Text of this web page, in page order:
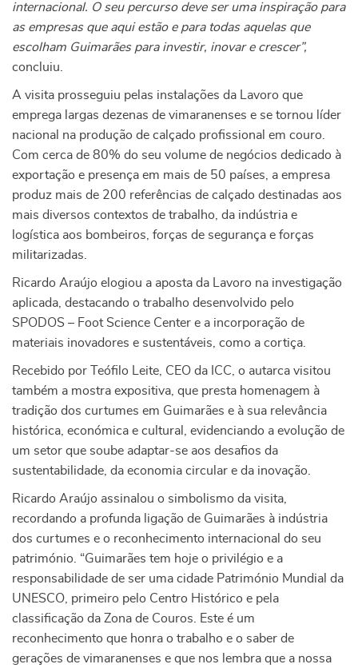
internacional. O seu percurso deve ser uma inspiração para
as empresas que aqui estão e para todas aquelas que
escolham Guimarães para investir, inovar e crescer”,
concluiu.
A visita prosseguiu pelas instalações da Lavoro que
emprega largas dezenas de vimaranenses e se tornou líder
nacional na produção de calçado profissional em couro.
Com cerca de 80% do seu volume de negócios dedicado à
exportação e presença em mais de 50 países, a empresa
produz mais de 200 referências de calçado destinadas aos
mais diversos contextos de trabalho, da indústria e
logística aos bombeiros, forças de segurança e forças
militarizadas.
Ricardo Araújo elogiou a aposta da Lavoro na investigação
aplicada, destacando o trabalho desenvolvido pelo
SPODOS – Foot Science Center e a incorporação de
materiais inovadores e sustentáveis, como a cortiça.
Recebido por Teófilo Leite, CEO da ICC, o autarca visitou
também a mostra expositiva, que presta homenagem à
tradição dos curtumes em Guimarães e à sua relevância
histórica, económica e cultural, evidenciando a evolução de
um setor que soube adaptar-se aos desafios da
sustentabilidade, da economia circular e da inovação.
Ricardo Araújo assinalou o simbolismo da visita,
recordando a profunda ligação de Guimarães à indústria
dos curtumes e o reconhecimento internacional do seu
património. “Guimarães tem hoje o privilégio e a
responsabilidade de ser uma cidade Património Mundial da
UNESCO, primeiro pelo Centro Histórico e pela
classificação da Zona de Couros. Este é um
reconhecimento que honra o trabalho e o saber de
gerações de vimaranenses e que nos lembra que a nossa